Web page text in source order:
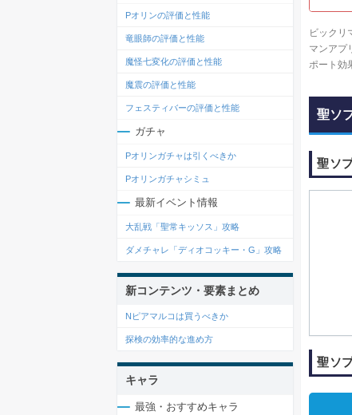
ビックリ
マンアプ
ポート効
聖ソ
聖ソ
聖ソ
Pオリンの評価と性能
竜眼師の評価と性能
魔怪七変化の評価と性能
魔震の評価と性能
フェスティバーの評価と性能
ガチャ
Pオリンガチャは引くべきか
Pオリンガチャシミュ
最新イベント情報
大乱戦「聖常キッソス」攻略
ダメチャレ「ディオコッキー・G」攻略
新コンテンツ・要素まとめ
Nピアマルコは買うべきか
探検の効率的な進め方
キャラ
最強・おすすめキャラ